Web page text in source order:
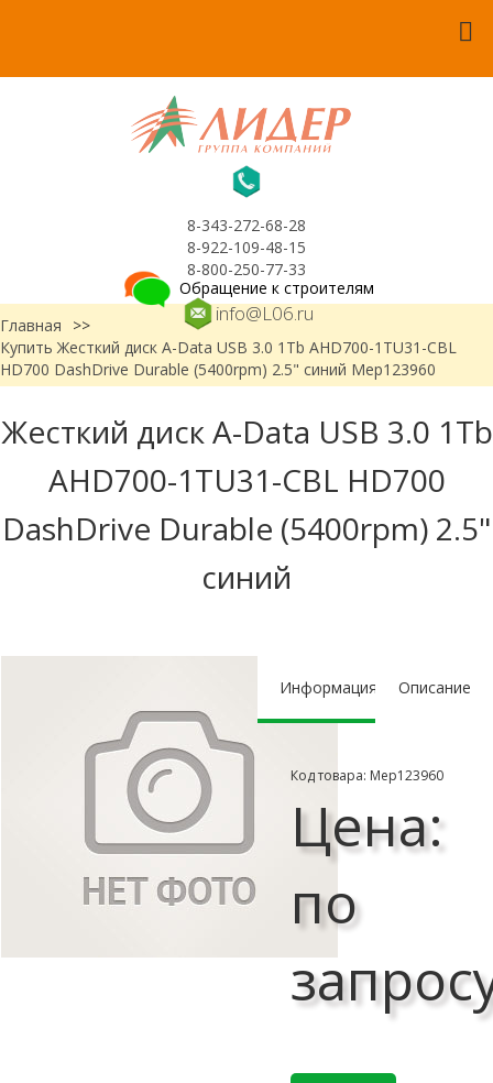
8-343-272-68-28
8-922-109-48-15
8-800-250-77-33
info@L06.ru
Обращение к строителям
Главная
>>
Купить Жесткий диск A-Data USB 3.0 1Tb AHD700-1TU31-CBL
HD700 DashDrive Durable (5400rpm) 2.5" синий Мер123960
Жесткий диск A-Data USB 3.0 1Tb
AHD700-1TU31-CBL HD700
DashDrive Durable (5400rpm) 2.5"
синий
Информация Описание
Код товара: Мер123960
Цена:
по